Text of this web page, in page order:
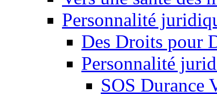
Personnalité
Des Droits pour
Personnalité
SOS Durance